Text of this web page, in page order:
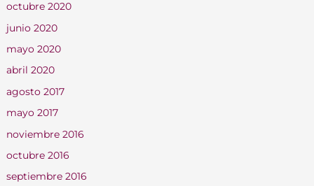
octubre 2020
junio 2020
mayo 2020
abril 2020
agosto 2017
mayo 2017
noviembre 2016
octubre 2016
septiembre 2016